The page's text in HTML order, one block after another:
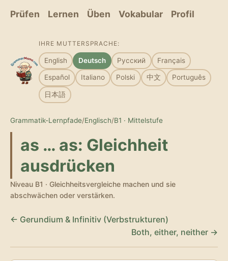
Prüfen Lernen Üben Vokabular Profil
IHRE MUTTERSPRACHE:
English Deutsch Русский Français
Español Italiano Polski 中文 Português
日本語
Grammatik-Lernpfade/Englisch/B1 · Mittelstufe
as … as: Gleichheit
ausdrücken
Niveau B1 · Gleichheitsvergleiche machen und sie
abschwächen oder verstärken.
← Gerundium & Infinitiv (Verbstrukturen)
Both, either, neither →